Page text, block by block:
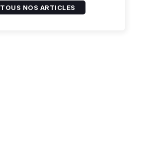
TOUS NOS ARTICLES